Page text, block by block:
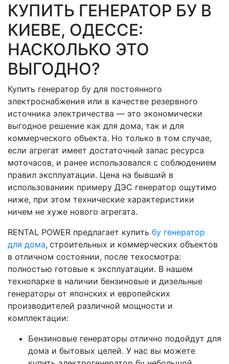
КУПИТЬ ГЕНЕРАТОР БУ В
КИЕВЕ, ОДЕССЕ:
НАСКОЛЬКО ЭТО
ВЫГОДНО?
Купить генератор бу для постоянного
электроснабжения или в качестве резервного
источника электричества — это экономически
выгодное решение как для дома, так и для
коммерческого объекта. Но только в том случае,
если агрегат имеет достаточный запас ресурса
моточасов, и ранее использовался с соблюдением
правил эксплуатации. Цена на бывший в
использованиик примеру ДЭС генератор ощутимо
ниже, при этом технические характеристики
ничем не хуже нового агрегата.
RENTAL POWER предлагает купить бу генератор
для дома, строительных и коммерческих объектов
в отличном состоянии, после техосмотра:
полностью готовые к эксплуатации. В нашем
технопарке в наличии бензиновые и дизельные
генераторы от японских и европейских
производителей различной мощности и
комплектации:
Бензиновые генераторы отлично подойдут для
дома и бытовых целей. У нас вы можете